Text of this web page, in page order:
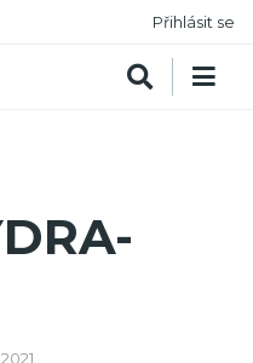
Přihlásit se
2021